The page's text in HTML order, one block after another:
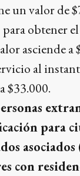
un valor de
para obtener
asciende a
al
$33.000.
para
con